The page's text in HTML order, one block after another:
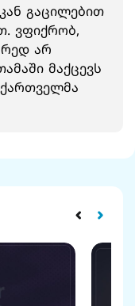
გაცილებით
ვფიქრობ,
არ
მაქცევს